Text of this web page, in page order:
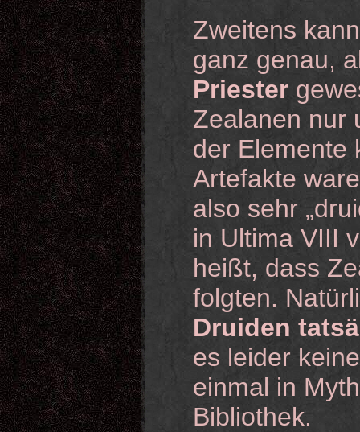
Zweitens
ganz genau,
Priester
Zealanen nur
der Elemente
Artefakte
also sehr
in Ultima VIII
heißt, dass
folgten.
Druiden
es leider
einmal in
Bibliothek.